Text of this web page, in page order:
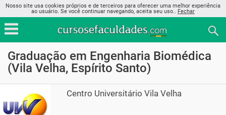
Nosso site usa cookies próprios e de terceiros para oferecer uma melhor experiência
ao usuário. Se você continuar navegando, aceita seu uso.. Fechar
Graduação em Engenharia Biomédica
(Vila Velha, Espírito Santo)
Centro Universitário Vila Velha